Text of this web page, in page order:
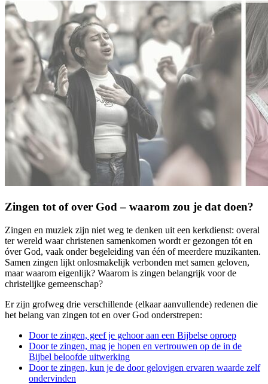
Zingen tot of over God – waarom zou je dat doen?
Zingen en muziek zijn niet weg te denken uit een kerkdienst: overal
ter wereld waar christenen samenkomen wordt er gezongen tót en
óver God, vaak onder begeleiding van één of meerdere muzikanten.
Samen zingen lijkt onlosmakelijk verbonden met samen geloven,
maar waarom eigenlijk? Waarom is zingen belangrijk voor de
christelijke gemeenschap?
Er zijn grofweg drie verschillende (elkaar aanvullende) redenen die
het belang van zingen tot en over God onderstrepen:
Door te zingen, geef je gehoor aan een Bijbelse oproep
Door te zingen, mag je hopen en vertrouwen op de in de
Bijbel beloofde uitwerking
Door te zingen, kun je de door gelovigen ervaren waarde zelf
ondervinden